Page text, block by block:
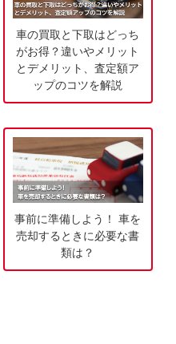
車の買取と下取はどっち
がお得？違いやメリット
とデメリット、査定額ア
ップのコツを解説
事前に準備しよう！ 車を
売却するときに必要な書
類は？